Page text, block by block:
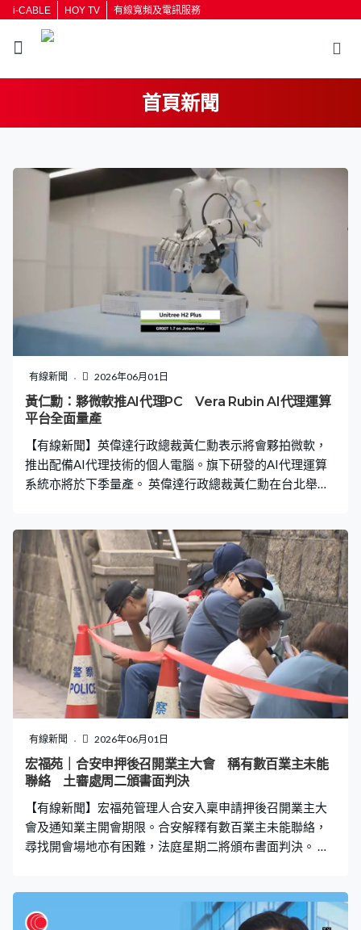
i-CABLE HOY TV 有線寬頻及電訊服務
首頁新聞
按輸入鍵開始搜尋
有線新聞 2026年06月01日
黃仁勳：夥微軟推AI代理PC Vera Rubin AI代理運算
平台全面量產
【有線新聞】英偉達行政總裁黃仁勳表示將會夥拍微軟，
推出配備AI代理技術的個人電腦。旗下研發的AI代理運算
系統亦將於下季量產。 英偉達行政總裁黃仁勳在台北舉行
達行政總裁黃仁勳：「這台個人電腦將發生甚麼事，當它
有自主代理功能，一個能夠幫助你、理解你的代理，你可
以與它對話、它可以看著你，你也可以請它整理檔案、幫
你做研究，它能做的事遠比這些還要多。」 至於英偉達全
新研發的人工智能代理運算平台，他表示會在第三季量
產。Anthropic、OpenAI及SpaceX將會是首批用戶。「為
Vera Rubin建立的供應鏈是Grace Blackwell兩倍大，真的
太不可思議，過去需要兩小時來組裝Grace Blackwell機
架，現在只需要五分鐘。」 黃仁勳又指將與內地的宇樹科
技合作，生產人型機械人。當中會採用Blackwell晶片，產
品主要用於學術研究。
有線新聞 2026年06月01日
宏福苑｜合安申押後召開業主大會 稱有數百業主未能
聯絡 土審處周二頒書面判決
【有線新聞】宏福苑管理人合安入稟申請押後召開業主大
會及通知業主開會期限。合安解釋有數百業主未能聯絡，
尋找開會場地亦有困難，法庭星期二將頒布書面判決。 大
13日開會。合安入稟申請在宏福苑的特殊情況下，押後開
會及通知業主開會期限。合安一方認為開會是業主實質權